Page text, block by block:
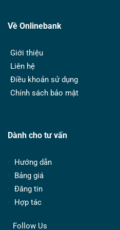
Về Onlinebank
Giới thiệu
Liên hệ
Điều khoản sử dụng
Chính sách bảo mật
Dành cho tư vấn
Hướng dẫn
Bảng giá
Đăng tin
Hợp tác
Follow Us